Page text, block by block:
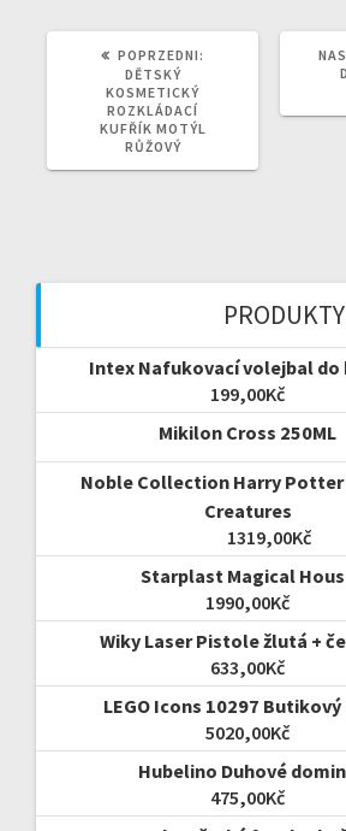
POPRZEDNI:
DĚTSKÝ
KOSMETICKÝ
ROZKLÁDACÍ
KUFŘÍK MOTÝL
RŮŽOVÝ
PRODUKTY
Intex Nafukovací volejbal do
199,00Kč
Mikilon Cross 250ML
Noble Collection Harry
Creatures
1319,00Kč
Starplast Magical
1990,00Kč
Wiky Laser Pistole žlutá +
633,00Kč
LEGO Icons 10297
5020,00Kč
Hubelino Duhové
475,00Kč